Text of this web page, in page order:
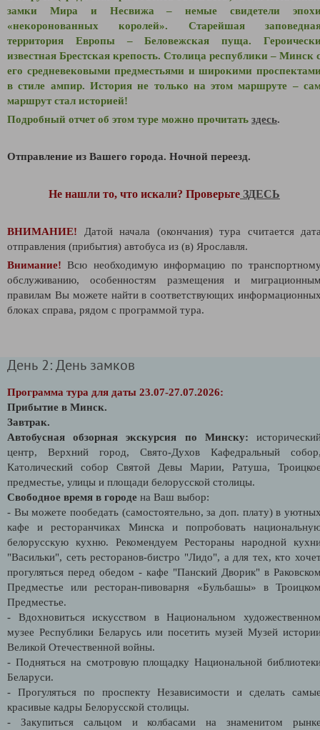
замки Мира и Несвижа – немые свидетели
«некоронованных королей». Старейшая
территория Европы – Беловежская пуща.
известная Брестская крепость. Столица республики – Минск
его средневековыми предместьями и широкими
в стиле ампир. История не только на этом маршруте –
маршрут стал историей!
Подробный отчет об этом туре можно прочитать здесь.
Отправление из Вашего города. Ночной переезд.
Не нашли то, что искали? Проверьте ЗДЕСЬ
ВНИМАНИЕ!
Датой начала (окончания) тура считается
отправления (прибытия) автобуса из (в) Ярославля.
Внимание! Всю необходимую информацию по
обслуживанию, особенностям размещения и
правилам Вы можете найти в соответствующих
блоках справа, рядом с программой тура.
День 2: День замков
Программа тура для даты 23.07-27.07.2026:
Прибытие в Минск.
Завтрак.
Автобусная обзорная экскурсия по Минску:
центр, Верхний город, Свято-Духов Кафедральный
Католический собор Святой Девы Марии, Ратуша,
предместье, улицы и площади белорусской столицы.
Свободное время в городе на Ваш выбор:
- Вы можете пообедать (самостоятельно, за доп. плату) в
кафе и ресторанчиках Минска и попробовать
белорусскую кухню. Рекомендуем Рестораны народной
"Васильки", сеть ресторанов-бистро "Лидо", а для тех, кто
прогуляться перед обедом - кафе "Панский Дворик" в
Предместье или ресторан-пивоварня «Бульбашы» в
Предместье.
- Вдохновиться искусством в Национальном
музее Республики Беларусь или посетить музей Музей
Великой Отечественной войны.
- Подняться на смотровую площадку Национальной
Беларуси.
- Прогуляться по проспекту Независимости и сделать
красивые кадры Белорусской столицы.
- Закупиться сальцом и колбасами на знаменитом